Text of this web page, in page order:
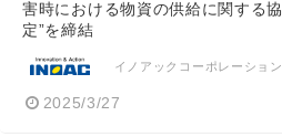
害時における物資の供給に関する協
定”を締結
イノアックコーポレーション
2025/3/27